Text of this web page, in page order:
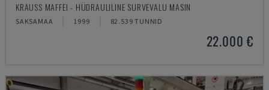
KRAUSS MAFFEI - HÜDRAULILINE SURVEVALU MASIN
SAKSAMAA 1999 82.539 TUNNID
22.000 €